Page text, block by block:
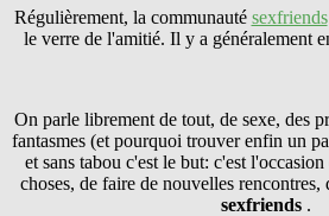
Régulièrement, la communauté sexfriends
le verre de l'amitié. Il y a généralement
On parle librement de tout, de sexe, des
fantasmes (et pourquoi trouver enfin un
et sans tabou c'est le but: c'est
choses, de faire de nouvelles rencontres,
sexfriends .